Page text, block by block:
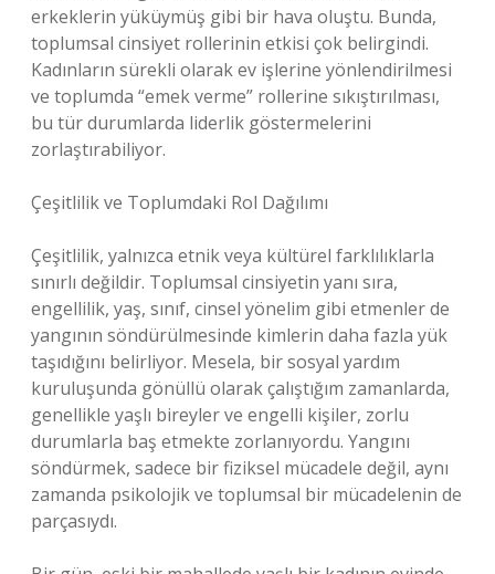
erkeklerin yüküymüş gibi bir hava oluştu. Bunda,
toplumsal cinsiyet rollerinin etkisi çok belirgindi.
Kadınların sürekli olarak ev işlerine yönlendirilmesi
ve toplumda “emek verme” rollerine sıkıştırılması,
bu tür durumlarda liderlik göstermelerini
zorlaştırabiliyor.
Çeşitlilik ve Toplumdaki Rol Dağılımı
Çeşitlilik, yalnızca etnik veya kültürel farklılıklarla
sınırlı değildir. Toplumsal cinsiyetin yanı sıra,
engellilik, yaş, sınıf, cinsel yönelim gibi etmenler de
yangının söndürülmesinde kimlerin daha fazla yük
taşıdığını belirliyor. Mesela, bir sosyal yardım
kuruluşunda gönüllü olarak çalıştığım zamanlarda,
genellikle yaşlı bireyler ve engelli kişiler, zorlu
durumlarla baş etmekte zorlanıyordu. Yangını
söndürmek, sadece bir fiziksel mücadele değil, aynı
zamanda psikolojik ve toplumsal bir mücadelenin de
parçasıydı.